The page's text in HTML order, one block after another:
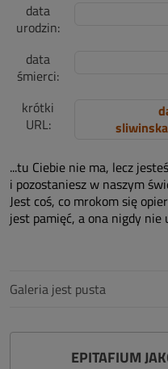
data
urodzin:
data
śmierci:
krótki
URL:
...tu Ciebie nie ma, lecz
i pozostaniesz w naszym
Jest coś, co mrokom się
jest pamięć, a ona nigdy nie
Galeria jest pusta
EPITAFIUM